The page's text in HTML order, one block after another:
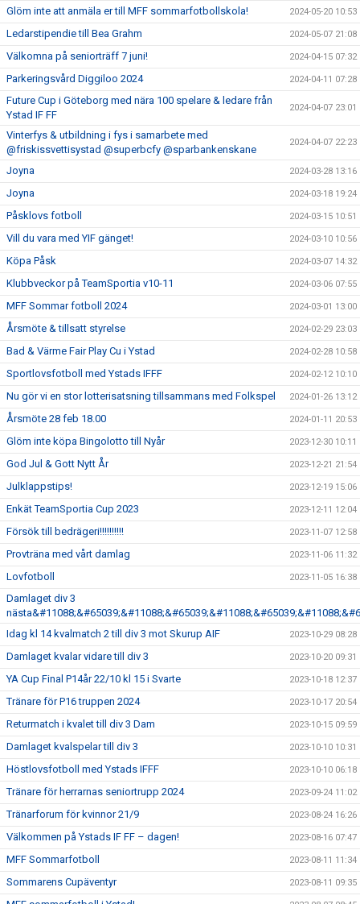
Glöm inte att anmäla er till MFF sommarfotbollskola! 2024-05-20 10:53
Ledarstipendie till Bea Grahm 2024-05-07 21:08
Välkomna på seniorträff 7 juni! 2024-04-15 07:32
Parkeringsvård Diggiloo 2024 2024-04-11 07:28
Future Cup i Göteborg med nära 100 spelare & ledare från
Ystad IF FF
2024-04-07 23:01
Vinterfys & utbildning i fys i samarbete med
@friskissvettisystad @superbcfy @sparbankenskane
2024-04-07 22:23
Joyna 2024-03-28 13:16
Joyna 2024-03-18 19:24
Påsklovs fotboll 2024-03-15 10:51
Vill du vara med YIF gänget! 2024-03-10 10:56
Köpa Påsk 2024-03-07 14:32
Klubbveckor på TeamSportia v10-11 2024-03-06 07:55
MFF Sommar fotboll 2024 2024-03-01 13:00
Årsmöte & tillsatt styrelse 2024-02-29 23:03
Bad & Värme Fair Play Cu i Ystad 2024-02-28 10:58
Sportlovsfotboll med Ystads IFFF 2024-02-12 10:10
Nu gör vi en stor lotterisatsning tillsammans med Folkspel 2024-01-26 13:12
Årsmöte 28 feb 18.00 2024-01-11 20:53
Glöm inte köpa Bingolotto till Nyår 2023-12-30 10:11
God Jul & Gott Nytt År 2023-12-21 21:54
Julklappstips! 2023-12-19 15:06
Enkät TeamSportia Cup 2023 2023-12-11 12:04
Försök till bedrägeri!!!!!!!!!! 2023-11-07 12:58
Provträna med vårt damlag 2023-11-06 11:32
Lovfotboll 2023-11-05 16:38
Damlaget div 3
Idag kl 14 kvalmatch 2 till div 3 mot Skurup AIF
2023-10-29 08:28
Damlaget kvalar vidare till div 3 2023-10-20 09:31
YA Cup Final P14år 22/10 kl 15 i Svarte 2023-10-18 12:37
Tränare för P16 truppen 2024 2023-10-17 20:54
Returmatch i kvalet till div 3 Dam 2023-10-15 09:59
Damlaget kvalspelar till div 3 2023-10-10 10:31
Höstlovsfotboll med Ystads IFFF 2023-10-10 06:18
Tränare för herrarnas seniortrupp 2024 2023-09-24 11:02
Tränarforum för kvinnor 21/9 2023-08-24 16:26
Välkommen på Ystads IF FF – dagen! 2023-08-16 07:47
MFF Sommarfotboll 2023-08-11 11:34
Sommarens Cupäventyr 2023-08-11 09:35